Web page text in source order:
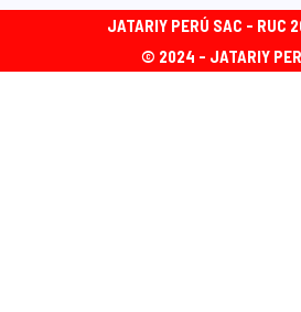
JATARIY PERÚ SAC - RUC
© 2024 - JATARIY